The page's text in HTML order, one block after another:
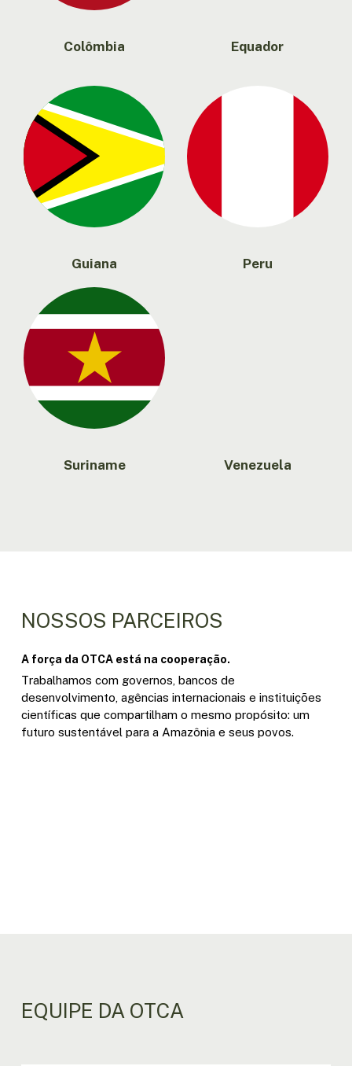
Colômbia Equador
Guiana Peru
Suriname Venezuela
NOSSOS PARCEIROS
A força da OTCA está na cooperação.
Trabalhamos com governos, bancos de
desenvolvimento, agências internacionais e instituições
científicas que compartilham o mesmo propósito: um
futuro sustentável para a Amazônia e seus povos.
EQUIPE DA OTCA